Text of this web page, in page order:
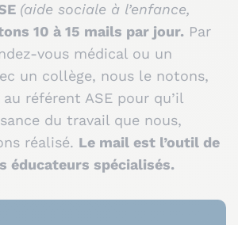
(aide sociale à l’enfance,
10 à 15 mails par jour. Par
vous médical ou un
un collège, nous le notons,
au référent ASE pour qu’il
du travail que nous,
réalisé. Le mail est l’outil de
éducateurs spécialisés.